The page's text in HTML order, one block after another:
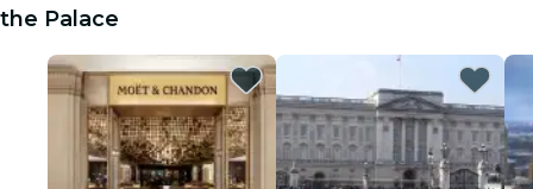
the Palace